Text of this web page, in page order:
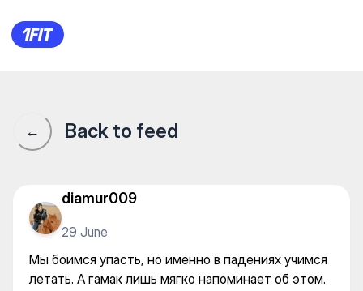
Мы боимся упасть, но
← Back to feed
diamur009
29 June
Мы боимся упасть, но именно в падениях учимся
летать. А гамак лишь мягко напоминает об этом.